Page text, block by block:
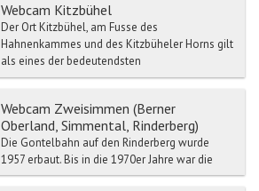
Webcam Kitzbühel
Der Ort Kitzbühel, am Fusse des
Hahnenkammes und des Kitzbüheler Horns gilt
als eines der bedeutendsten
Wintersportzentren in Österreich.
Webcam Zweisimmen (Berner
Oberland, Simmental, Rinderberg)
Die Gontelbahn auf den Rinderberg wurde
1957 erbaut. Bis in die 1970er Jahre war die
Rinderbergbahn die längste ihrer Art in Europa.